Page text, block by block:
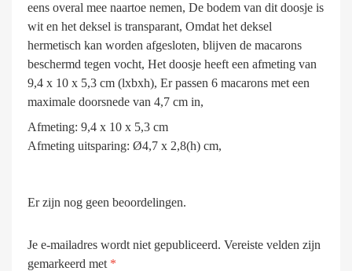
eens overal mee naartoe nemen, De bodem van dit doosje is
wit en het deksel is transparant, Omdat het deksel
hermetisch kan worden afgesloten, blijven de macarons
beschermd tegen vocht, Het doosje heeft een afmeting van
9,4 x 10 x 5,3 cm (lxbxh), Er passen 6 macarons met een
maximale doorsnede van 4,7 cm in,
Afmeting: 9,4 x 10 x 5,3 cm
Afmeting uitsparing: Ø4,7 x 2,8(h) cm,
Er zijn nog geen beoordelingen.
Je e-mailadres wordt niet gepubliceerd. Vereiste velden zijn
gemarkeerd met *